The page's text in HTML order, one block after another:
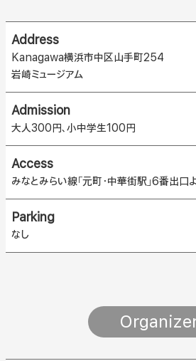
Address
Kanagawa横浜市中区山手町254
岩崎ミュージアム
Admission
大人300円、小中学生100円
Access
みなとみらい線「元町・中華街駅」6番出口
Parking
なし